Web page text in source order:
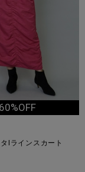
60%OFF
Iラインスカート